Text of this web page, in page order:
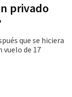
privado
que se hiciera
vuelo de 17